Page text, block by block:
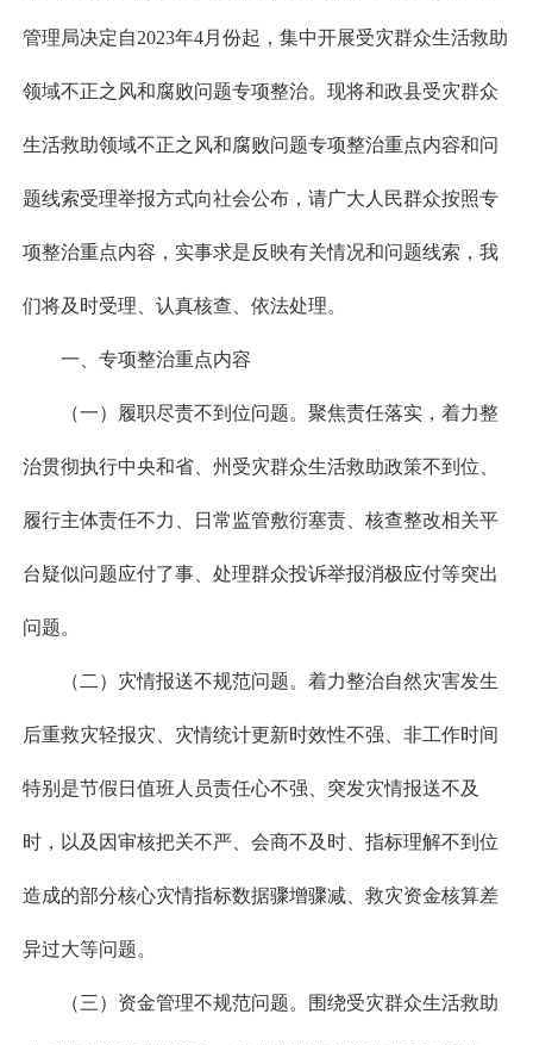
管理局决定自2023年4月份起，集中开展受灾群众生活救助
领域不正之风和腐败问题专项整治。现将和政县受灾群众
生活救助领域不正之风和腐败问题专项整治重点内容和问
题线索受理举报方式向社会公布，请广大人民群众按照专
项整治重点内容，实事求是反映有关情况和问题线索，我
们将及时受理、认真核查、依法处理。
一、专项整治重点内容
（一）履职尽责不到位问题。聚焦责任落实，着力整
治贯彻执行中央和省、州受灾群众生活救助政策不到位、
履行主体责任不力、日常监管敷衍塞责、核查整改相关平
台疑似问题应付了事、处理群众投诉举报消极应付等突出
问题。
（二）灾情报送不规范问题。着力整治自然灾害发生
后重救灾轻报灾、灾情统计更新时效性不强、非工作时间
特别是节假日值班人员责任心不强、突发灾情报送不及
时，以及因审核把关不严、会商不及时、指标理解不到位
造成的部分核心灾情指标数据骤增骤减、救灾资金核算差
异过大等问题。
（三）资金管理不规范问题。围绕受灾群众生活救助